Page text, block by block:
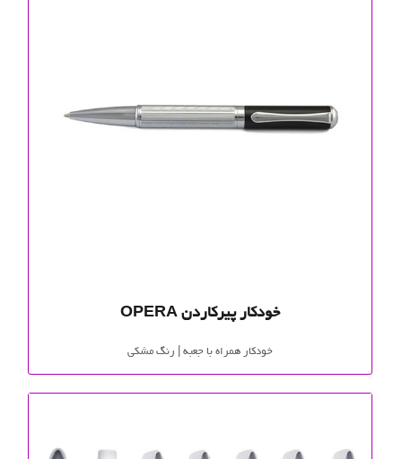
خودکار پیرکاردن OPERA
خودکار همراه با جعبه | رنگ مشکی